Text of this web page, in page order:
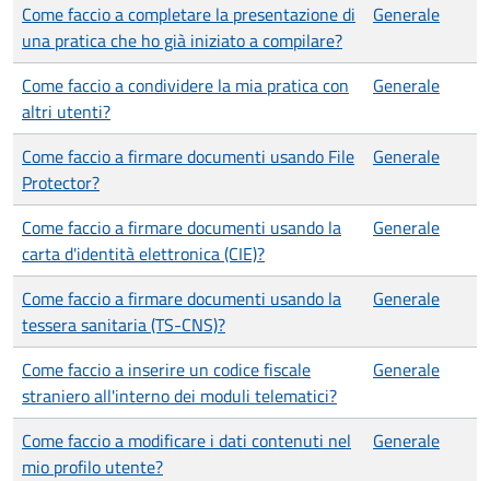
Come faccio a completare la presentazione di
una pratica che ho già iniziato a compilare?
Generale
Come faccio a condividere la mia pratica con
altri utenti?
Generale
Come faccio a firmare documenti usando File
Protector?
Generale
Come faccio a firmare documenti usando la
carta d'identità elettronica (CIE)?
Generale
Come faccio a firmare documenti usando la
tessera sanitaria (TS-CNS)?
Generale
Come faccio a inserire un codice fiscale
straniero all'interno dei moduli telematici?
Generale
Come faccio a modificare i dati contenuti nel
mio profilo utente?
Generale